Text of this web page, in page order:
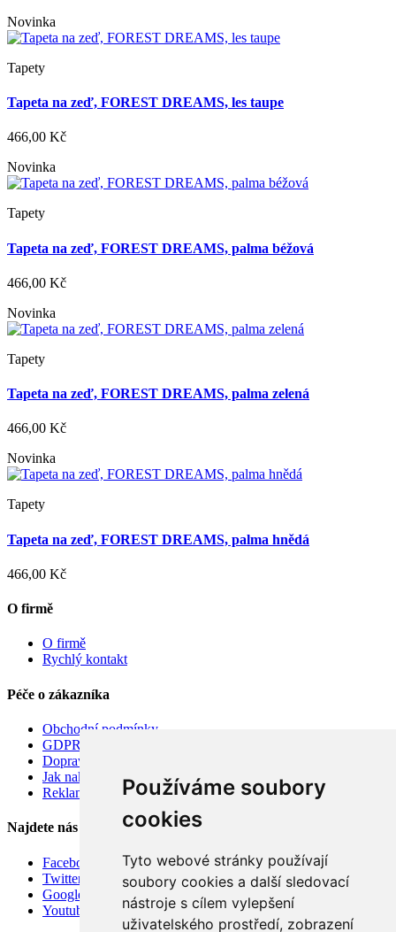
Používáme soubory
cookies
Tyto webové stránky používají
soubory cookies a další sledovací
nástroje s cílem vylepšení
uživatelského prostředí, zobrazení
Novinka
Tapety
Tapeta na zeď, FOREST DREAMS, les taupe
466,00 Kč
Novinka
Tapety
Tapeta na zeď, FOREST DREAMS, palma béžová
466,00 Kč
Novinka
Tapety
Tapeta na zeď, FOREST DREAMS, palma zelená
466,00 Kč
Novinka
Tapety
Tapeta na zeď, FOREST DREAMS, palma hnědá
466,00 Kč
O firmě
O firmě
Rychlý kontakt
Péče o zákazníka
Obchodní podmínky
GDPR
Doprava
Jak nakupovat
Reklamace
Najdete nás
Facebook
Twitter
Google
Youtube